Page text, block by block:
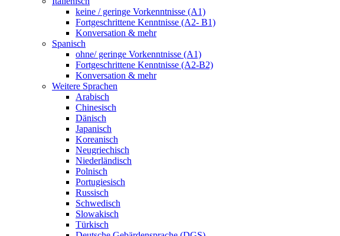
keine / geringe Vorkenntnisse (A1)
Fortgeschrittene Kenntnisse (A2- B1)
Konversation & mehr
Spanisch
ohne/ geringe Vorkenntnisse (A1)
Fortgeschrittene Kenntnisse (A2-B2)
Konversation & mehr
Weitere Sprachen
Arabisch
Chinesisch
Dänisch
Japanisch
Koreanisch
Neugriechisch
Niederländisch
Polnisch
Portugiesisch
Russisch
Schwedisch
Slowakisch
Türkisch